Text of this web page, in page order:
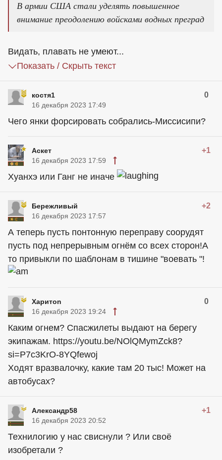
В армии США стали уделять повышенное
внимание преодолению войсками водных преград
Видать, плавать не умеют...
Показать / Скрыть текст
костя1 0
16 декабря 2023 17:49
Чего янки форсировать собрались-Миссисипи?
Аскет +1
16 декабря 2023 17:59
Хуанхэ или Ганг не иначе
Бережливый +2
16 декабря 2023 17:57
А теперь пусть понтонную переправу соорудят
пусть под непрерывным огнём со всех сторон!А
то привыкли по шаблонам в тишине "воевать "!
Харитon 0
16 декабря 2023 19:24
Каким огнем? Спасжилеты выдают на берегу
экипажам. https://youtu.be/NOlQMymZck8?
si=P7c3KrO-8YQfewoj
Ходят вразвалочку, какие там 20 тыс! Может на
автобусах?
Александр58 +1
16 декабря 2023 20:52
Технилогию у нас свиснули ? Или своё
изобретали ?